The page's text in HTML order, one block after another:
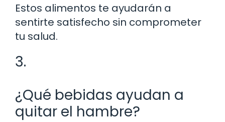
Estos alimentos te ayudarán a
sentirte satisfecho sin comprometer
tu salud.
3.
¿Qué bebidas ayudan a
quitar el hambre?